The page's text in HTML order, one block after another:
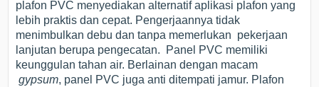
plafon PVC menyediakan alternatif aplikasi plafon yang
lebih praktis dan cepat. Pengerjaannya tidak
menimbulkan debu dan tanpa memerlukan pekerjaan
lanjutan berupa pengecatan. Panel PVC memiliki
keunggulan tahan air. Berlainan dengan macam
gypsum, panel PVC juga anti ditempati jamur. Plafon